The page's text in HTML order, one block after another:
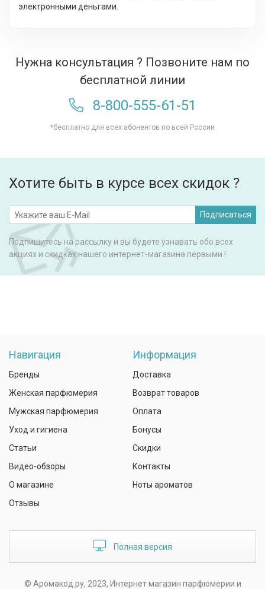
электронными деньгами.
Нужна консультация ? Позвоните нам по
бесплатной линии
8-800-555-61-51
*бесплатно для всех абонентов по всей России
Хотите быть в курсе всех скидок ?
Подписаться
Подпишитесь на рассылку и вы будете узнавать обо всех
акциях и скидках нашего интернет-магазина первыми !
Навигация
Бренды
Женская парфюмерия
Мужская парфюмерия
Уход и гигиена
Статьи
Видео-обзоры
О магазине
Отзывы
Информация
Доставка
Возврат товаров
Оплата
Бонусы
Скидки
Контакты
Ноты ароматов
Полная версия
© Аромакод.ру, 2023, Интернет магазин парфюмерии и